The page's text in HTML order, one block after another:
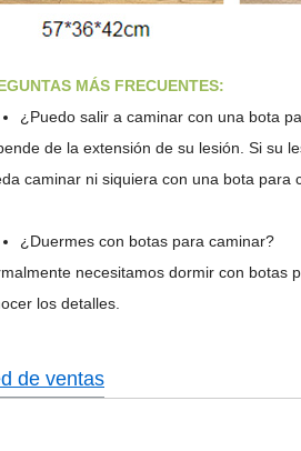
MÁS FRECUENTES:
¿Puedo salir a caminar con una bota
de la extensión de su lesión. Si su
caminar ni siquiera con una bota para
¿Duermes con botas para caminar?
necesitamos dormir con botas
los detalles.
de ventas